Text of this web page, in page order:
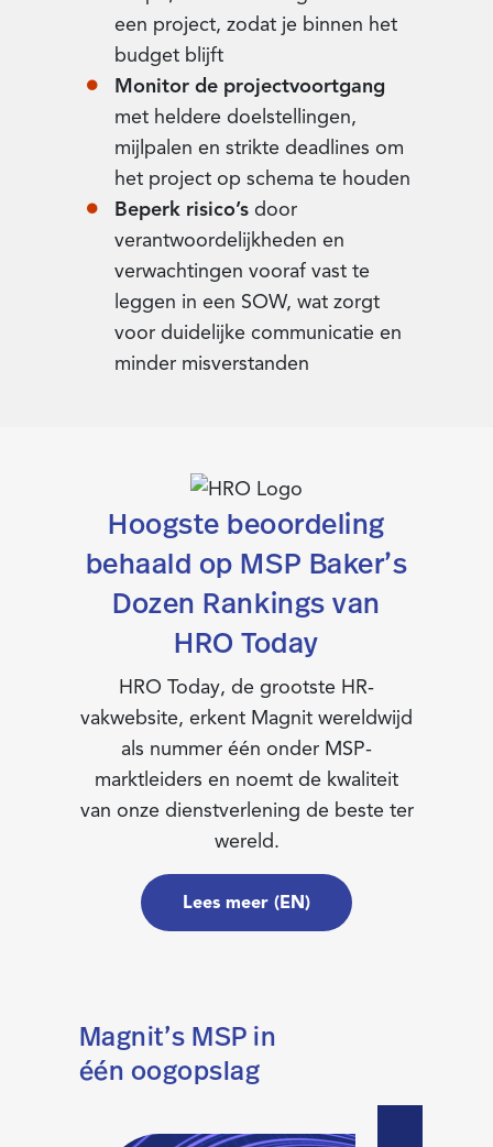
een project, zodat je binnen het
budget blijft
Monitor de projectvoortgang
met heldere doelstellingen,
mijlpalen en strikte deadlines om
het project op schema te houden
Beperk risico’s door
verantwoordelijkheden en
verwachtingen vooraf vast te
leggen in een SOW, wat zorgt
voor duidelijke communicatie en
minder misverstanden
Hoogste beoordeling
behaald op MSP Baker’s
Dozen Rankings van
HRO Today
HRO Today, de grootste HR-
vakwebsite, erkent Magnit wereldwijd
als nummer één onder MSP-
marktleiders en noemt de kwaliteit
van onze dienstverlening de beste ter
wereld.
Lees meer (EN)
Magnit’s MSP in
één oogopslag